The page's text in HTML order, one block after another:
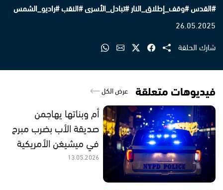
#القدس #وقف_إطلاق_النار #تبادل_الأسرى #النقب #راديو_الشمس
26.05.2025
شارك الحلقة
فيديوهات متعلقة عرض الكل
أم وبناتها يهاجمن
صديقة الأب بضرب مبرح
في ميشيغن الأمريكية
13.05.2026